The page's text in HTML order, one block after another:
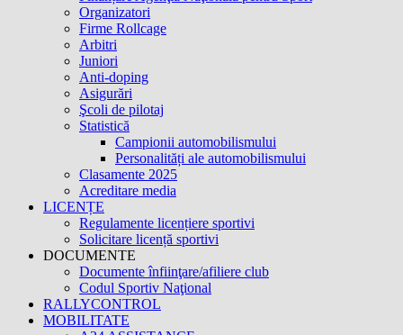
Organizatori
Firme Rollcage
Arbitri
Juniori
Anti-doping
Asigurări
Şcoli de pilotaj
Statistică
Campionii automobilismului
Personalități ale automobilismului
Clasamente 2025
Acreditare media
LICENȚE
Regulamente licențiere sportivi
Solicitare licență sportivi
DOCUMENTE
Documente înfiinţare/afiliere club
Codul Sportiv Naţional
RALLYCONTROL
MOBILITATE